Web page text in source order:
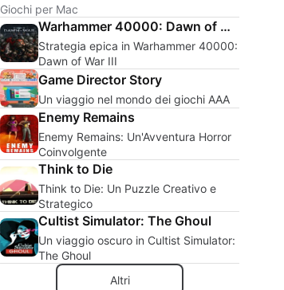
Giochi per Mac
Warhammer 40000: Dawn of War III
Strategia epica in Warhammer 40000:
Dawn of War III
Game Director Story
Un viaggio nel mondo dei giochi AAA
Enemy Remains
Enemy Remains: Un'Avventura Horror
Coinvolgente
Think to Die
Think to Die: Un Puzzle Creativo e
Strategico
Cultist Simulator: The Ghoul
Un viaggio oscuro in Cultist Simulator:
The Ghoul
Altri